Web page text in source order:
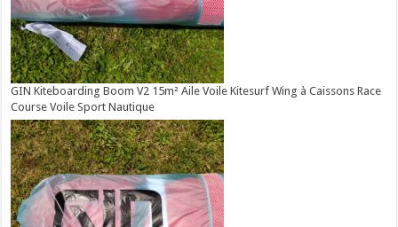
GIN Kiteboarding Boom V2 15m² Aile Voile Kitesurf Wing à Caissons Race
Course Voile Sport Nautique